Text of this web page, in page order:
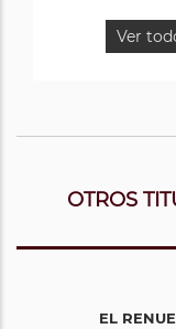
Ver
OTROS
EL